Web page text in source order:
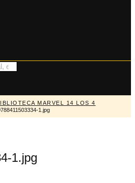
MARVEL 14 LOS 4
1.jpg
1.jpg